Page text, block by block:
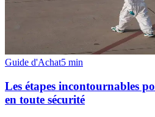
Guide d'Achat5 min
Les étapes incontournables
en toute sécurité